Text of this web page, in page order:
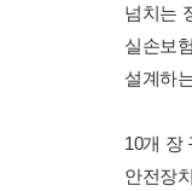
넘치는
실손보
설계하
10개 장
안전장